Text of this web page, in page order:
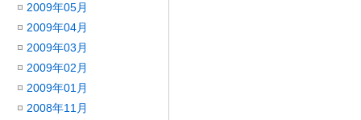
2009年05月
2009年04月
2009年03月
2009年02月
2009年01月
2008年11月